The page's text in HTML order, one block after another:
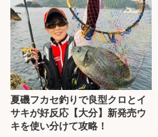
夏磯フカセ釣りで良型クロとイ
サキが好反応【大分】新発売ウ
キを使い分けて攻略！